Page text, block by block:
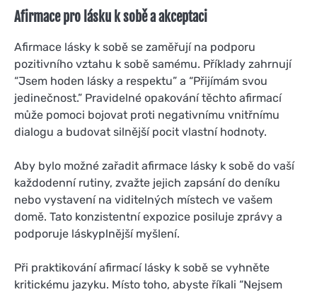
Afirmace pro lásku k sobě a akceptaci
Afirmace lásky k sobě se zaměřují na podporu
pozitivního vztahu k sobě samému. Příklady zahrnují
“Jsem hoden lásky a respektu” a “Přijímám svou
jedinečnost.” Pravidelné opakování těchto afirmací
může pomoci bojovat proti negativnímu vnitřnímu
dialogu a budovat silnější pocit vlastní hodnoty.
Aby bylo možné zařadit afirmace lásky k sobě do vaší
každodenní rutiny, zvažte jejich zapsání do deníku
nebo vystavení na viditelných místech ve vašem
domě. Tato konzistentní expozice posiluje zprávy a
podporuje láskyplnější myšlení.
Při praktikování afirmací lásky k sobě se vyhněte
kritickému jazyku. Místo toho, abyste říkali “Nejsem